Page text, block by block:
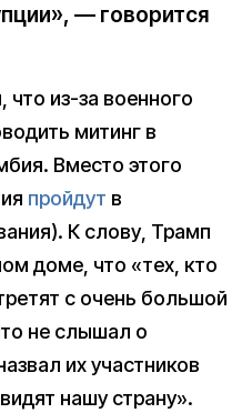
— говорится
что из-за военного
митинг в
Вместо этого
пройдут в
К слову, Трамп
доме, что «тех, кто
с очень большой
не слышал о
их участников
нашу страну».